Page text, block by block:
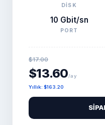
DISK
10 Gbit/sn
PORT
$17.00
$13.60/ay
Yıllık: $163.20